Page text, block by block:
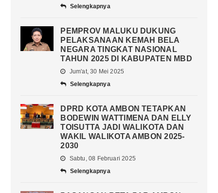
Selengkapnya
PEMPROV MALUKU DUKUNG
PELAKSANAAN KEMAH BELA
NEGARA TINGKAT NASIONAL
TAHUN 2025 DI KABUPATEN MBD
Jum'at, 30 Mei 2025
Selengkapnya
DPRD KOTA AMBON TETAPKAN
BODEWIN WATTIMENA DAN ELLY
TOISUTTA JADI WALIKOTA DAN
WAKIL WALIKOTA AMBON 2025-
2030
Sabtu, 08 Februari 2025
Selengkapnya